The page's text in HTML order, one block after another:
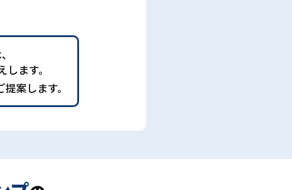
ます。
案します。